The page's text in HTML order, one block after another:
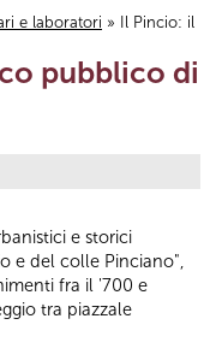
e laboratori » Il Pincio: il
pubblico di
e storici
e del colle Pinciano",
fra il '700 e
tra piazzale